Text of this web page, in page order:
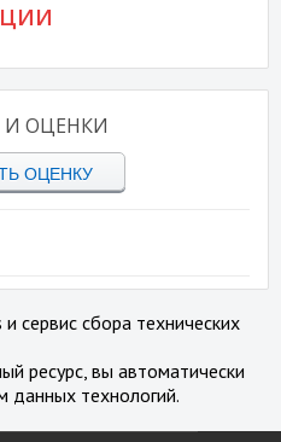
ОЦЕНКИ
ОЦЕНКУ
сервис сбора технических
ресурс, вы автоматически
данных технологий.